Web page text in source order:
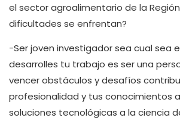
el sector agroalimentario de la
dificultades se enfrentan?
-Ser joven investigador sea cual sea
desarrolles tu trabajo es ser una
vencer obstáculos y desafíos
profesionalidad y tus conocimientos
soluciones tecnológicas a la ciencia